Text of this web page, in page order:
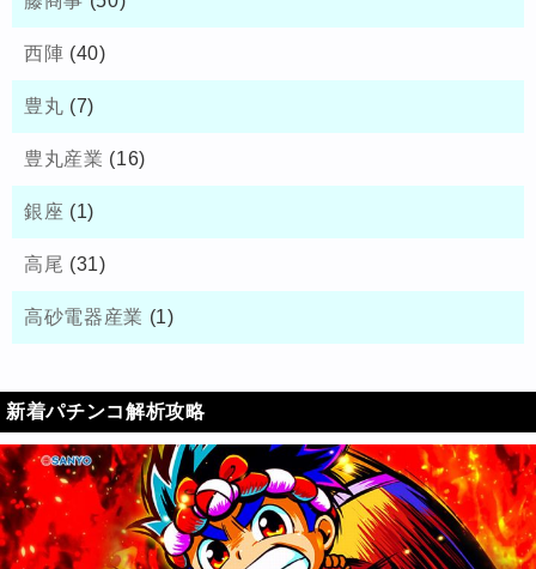
西陣 (40)
豊丸 (7)
豊丸産業 (16)
銀座 (1)
高尾 (31)
高砂電器産業 (1)
新着パチンコ解析攻略